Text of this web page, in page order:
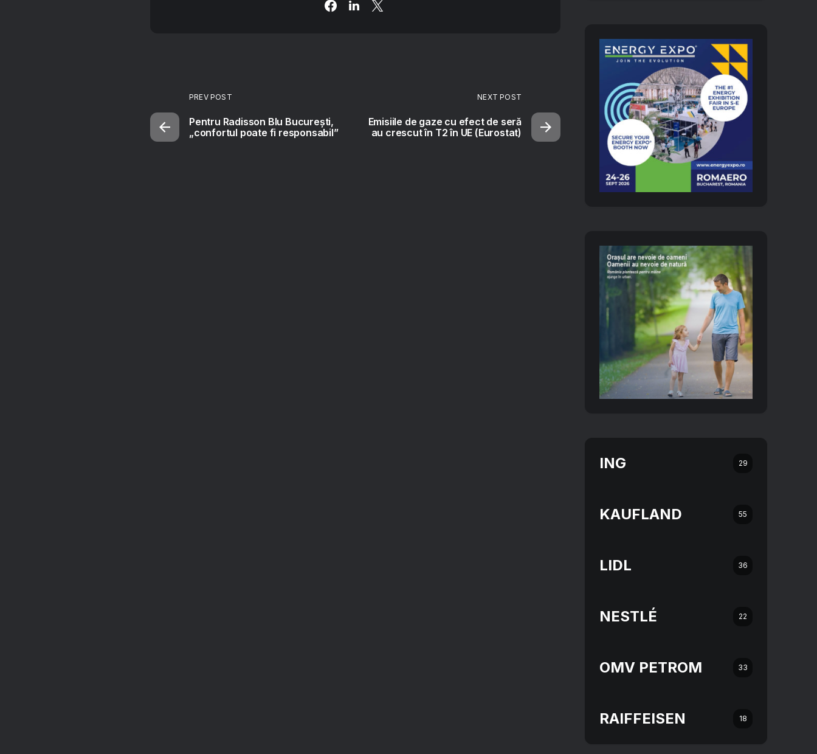
PREV POST
Pentru Radisson Blu Bucureşti,
„confortul poate fi responsabil”
NEXT POST
Emisiile de gaze cu efect de seră
au crescut în T2 în UE (Eurostat)
ING 29
KAUFLAND 55
LIDL 36
NESTLÉ 22
OMV PETROM 33
RAIFFEISEN 18